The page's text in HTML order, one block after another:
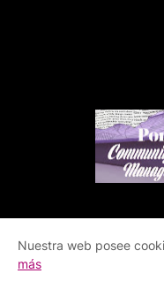
Inicio
Nuestra web posee
más